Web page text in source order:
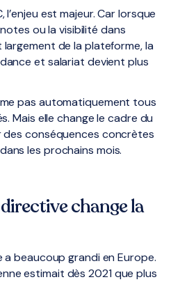
l’enjeu est majeur. Car lorsque
ou la visibilité dans
de la plateforme, la
et salariat devient plus
pas automatiquement tous
Mais elle change le cadre du
conséquences concrètes
les prochains mois.
change la
beaucoup grandi en Europe.
estimait dès 2021 que plus